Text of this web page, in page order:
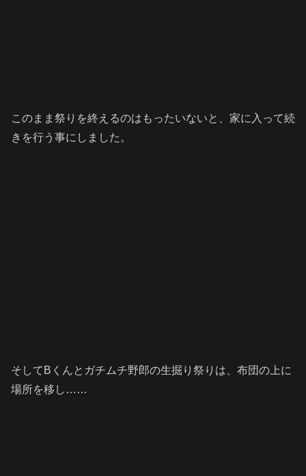
このまま祭りを終えるのはもったいないと、家に入って続
きを行う事にしました。
そしてBくんとガチムチ野郎の生掘り祭りは、布団の上に
場所を移し……